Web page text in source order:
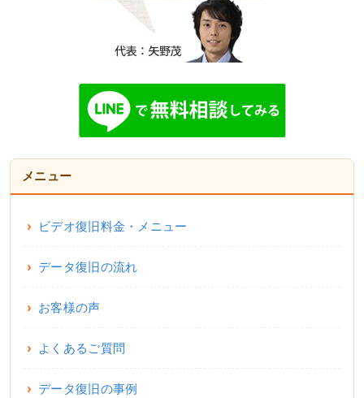
メニュー
ビデオ復旧料金・メニュー
データ復旧の流れ
お客様の声
よくあるご質問
データ復旧の事例